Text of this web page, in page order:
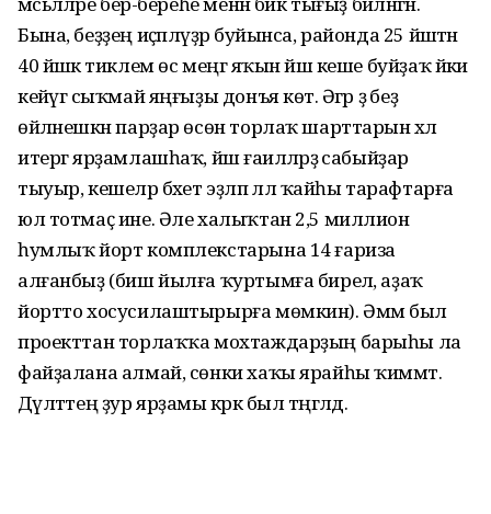
Бына, беҙҙең иҫәп­ләүҙәр буйынса, районда 25 йәштән
40 йәшкә тиклем өс меңгә яҡын йәш кеше буйҙаҡ йәки
кейәүгә сыҡмай яңғыҙы донъя көтә. Әгәр ҙә беҙ
өйләнешкән парҙар өсөн торлаҡ шарттарын хәл
итергә ярҙамлашһаҡ, йәш ғаиләләрҙә сабыйҙар
тыуыр, кешеләр бәхет эҙләп әллә ҡайһы тарафтарға
юл тотмаҫ ине. Әле халыҡтан 2,5 миллион
һумлыҡ йорт комплекстарына 14 ғариза
алғанбыҙ (биш йылға ҡуртымға бирелә, аҙаҡ
йортто хосусилаштырырға мөмкин). Әммә был
проекттан торлаҡҡа мохтаждарҙың барыһы ла
файҙалана алмай, сөнки хаҡы ярайһы ҡиммәт.
Дәүләттең ҙур ярҙамы кәрәк был тәңгәлдә.